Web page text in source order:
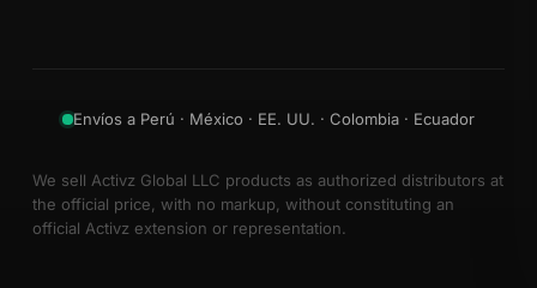
Envíos a Perú · México · EE. UU. · Colombia · Ecuador
We sell Activz Global LLC products as authorized distributors at
the official price, with no markup, without constituting an
official Activz extension or representation.